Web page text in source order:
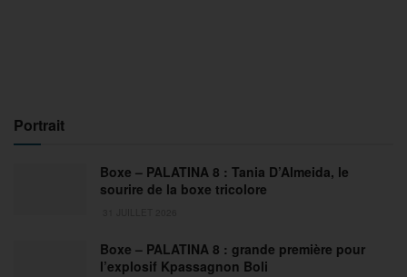
Portrait
Boxe – PALATINA 8 : Tania D’Almeida, le
sourire de la boxe tricolore
Boxe – PALATINA 8 : grande première pour
l’explosif Kpassagnon Boli